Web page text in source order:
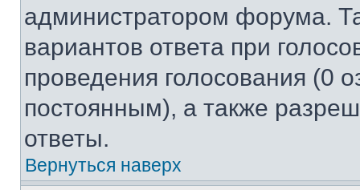
администратором форума.
вариантов ответа при
проведения голосования (0
постоянным), а также
ответы.
Вернуться наверх